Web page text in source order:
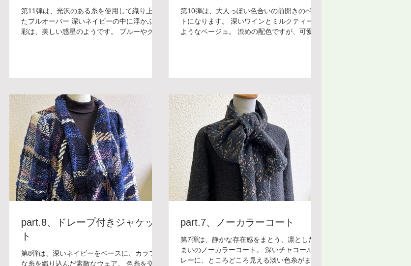
第11弾は、光沢のある糸を使用して織り上げ
たプルオーバー 深いネイビーの中に浮かぶ色
彩は、美しい惑星のようです。 ブルーやグリ
ますので、楽しみにお待ちいただけると嬉し
いです！ ＊＊＊＊＊＊＊＊＊ ボードウィービ
ング教室 [銀座教室] 受講料：¥8,800/月(入会
金：¥5,500) 開講日：第１・第３金曜日 時
間：13:30〜16:00 講 師：田巻夕起子 お教室
についてはフォーム・メール・電話にてお気
軽にお問い合わせください。
第10弾は、大人っぽい色合いの前開きのベス
トになります。 深いワインとミルクティーの
ようなベージュ。 渋めの配色ですが、可愛さ
せてくれそうです。 このようにボードウィー
ビングはオリジナルデザインのウェアを作る
事が出来ます。これからもご紹介していきま
すので、楽しみにお待ちいただけると嬉しい
です！ ＊＊＊＊＊＊＊＊＊ ボードウィービン
グ教室 [銀座教室] 受講料：¥8,800/月(入会
金：¥5,500) 開講日：第１・第３金曜日 時
間：13:30〜16:00 講 師：田巻夕起子 お教室
についてはフォーム・メール・電話にてお気
軽にお問い合わせください。
part.8、ドレープ付きジャケッ
ト
第8弾は、深いネイビーをベースに、カラフル
な糸を織り込んだ素敵なウェア。 色糸を交差
part.7、ノーカラーコート
第7弾は、静かな存在感をまとう、凛とした佇
まいのノーカラーコート。 深いチャコールグ
レーに、ところどころ見える淡い色糸がまざ